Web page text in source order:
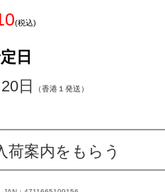
(税込)
日
日
（香港１発送）
荷案内をもらう